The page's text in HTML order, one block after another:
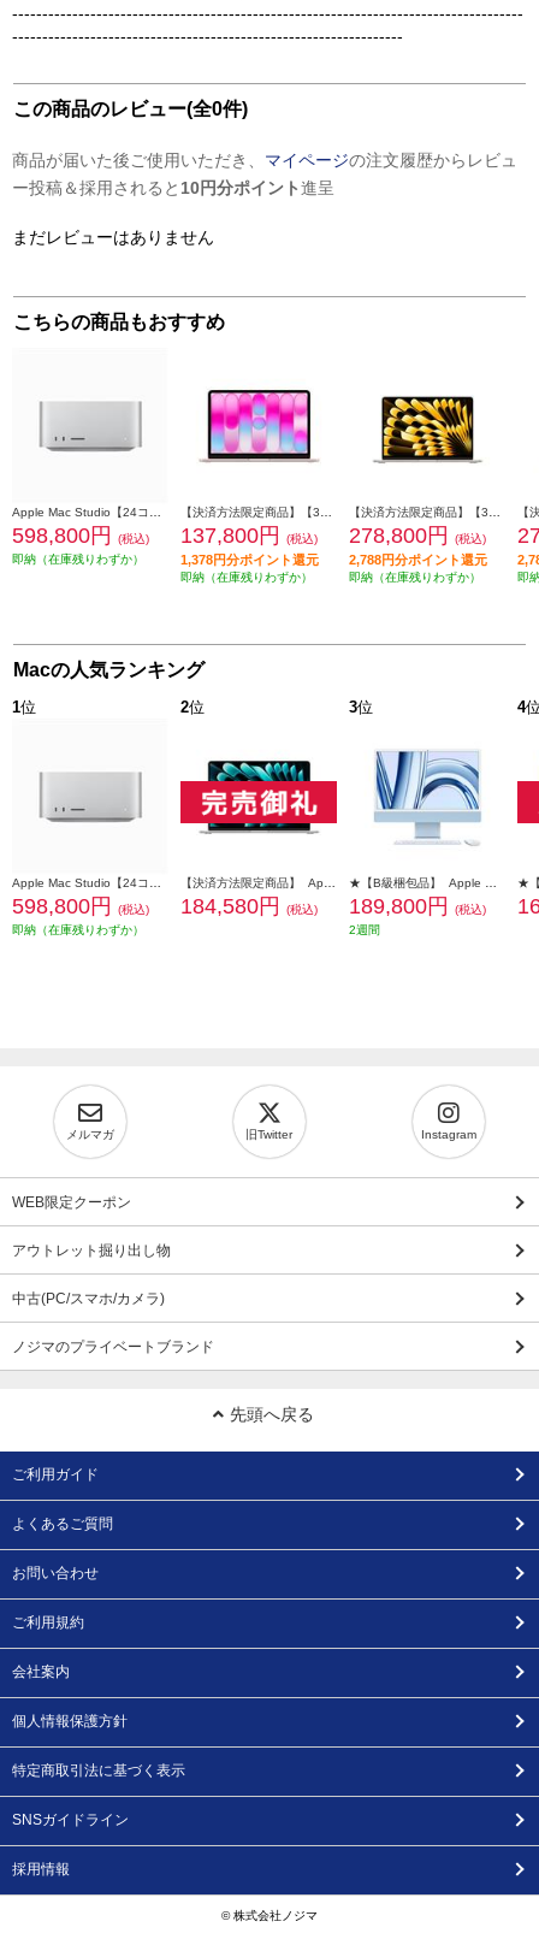
-------------------------------------------------------------------------------------
-----------------------------------------------------------------
この商品のレビュー(全0件)
商品が届いた後ご使用いただき、 マイページの注文履歴からレビュ
ー投稿＆採用されると 10円分ポイント進呈
まだレビューはありません
こちらの商品もおすすめ
598,800円
(税込)
即納（在庫残りわずか）
137,800円 (税込)
1,378円分ポイント還元
即納（在庫残りわずか）
278,800円 (税込)
2,788円分ポイント還元
即納（在庫残りわずか） 即
Macの人気ランキング
1位
598,800円
(税込)
即納（在庫残りわずか）
2位
184,580円 (税込)
3位
189,800円
(税込)
2週間
4
メルマガ 旧Twitter Instagram
WEB限定クーポン
アウトレット掘り出し物
中古(PC/スマホ/カメラ)
ノジマのプライベートブランド
先頭へ戻る
ご利用ガイド
よくあるご質問
お問い合わせ
ご利用規約
会社案内
個人情報保護方針
特定商取引法に基づく表示
SNSガイドライン
採用情報
© 株式会社ノジマ